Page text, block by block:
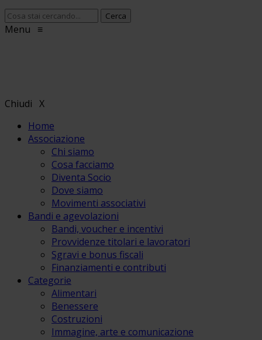
Menu ≡
Chiudi X
Home
Associazione
Chi siamo
Cosa facciamo
Diventa Socio
Dove siamo
Movimenti associativi
Bandi e agevolazioni
Bandi, voucher e incentivi
Provvidenze titolari e lavoratori
Sgravi e bonus fiscali
Finanziamenti e contributi
Categorie
Alimentari
Benessere
Costruzioni
Immagine, arte e comunicazione